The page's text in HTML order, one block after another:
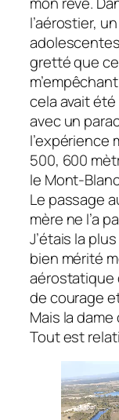
l’aérostier,
gretté que
cela avait
avec un
l’expérience
500, 600
le Mont-
Le passage
mère ne l’a
J’étais la
bien mérité
aérostatique
de courage
Mais la dame
Tout est